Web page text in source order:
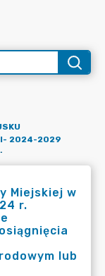
2024-2029
WSPÓŁZAWODNICTWIE MIĘDZYNARODOWYM LUB KRAJOWYM
Miejskiej w
r.
lub